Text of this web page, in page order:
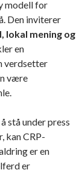
modell for
Den inviterer
lokal mening og
en
verdsetter
være
stå under press
kan CRP-
er en
er